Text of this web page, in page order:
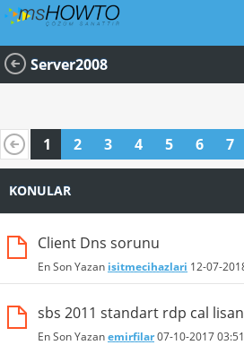
Server2008
1 2 3 4 5 6 7
KONULAR
Client Dns sorunu
En Son Yazan isitmecihazlari 12-07-
sbs 2011 standart rdp cal
En Son Yazanemirfilar07-10-2017